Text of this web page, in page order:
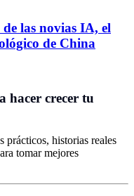
las novias IA, el
de China
hacer crecer tu
prácticos, historias reales
tomar mejores